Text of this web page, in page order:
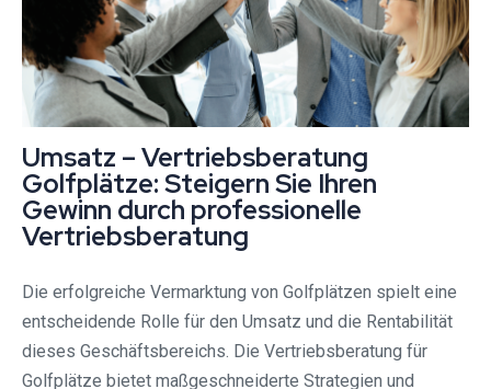
Umsatz – Vertriebsberatung
Golfplätze: Steigern Sie Ihren
Gewinn durch professionelle
Vertriebsberatung
Die erfolgreiche Vermarktung von Golfplätzen spielt eine
entscheidende Rolle für den Umsatz und die Rentabilität
dieses Geschäftsbereichs. Die Vertriebsberatung für
Golfplätze bietet maßgeschneiderte Strategien und